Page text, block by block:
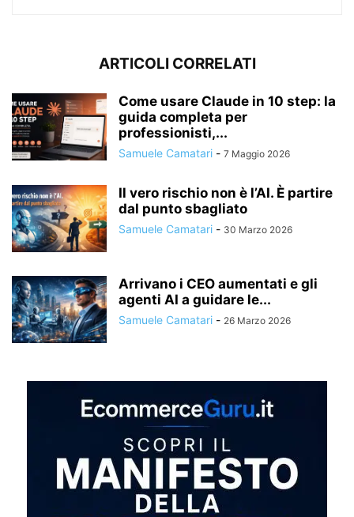
ARTICOLI CORRELATI
Come usare Claude in 10 step: la
guida completa per
professionisti,...
Samuele Camatari - 7 Maggio 2026
Il vero rischio non è l’AI. È partire
dal punto sbagliato
Samuele Camatari - 30 Marzo 2026
Arrivano i CEO aumentati e gli
agenti AI a guidare le...
Samuele Camatari - 26 Marzo 2026